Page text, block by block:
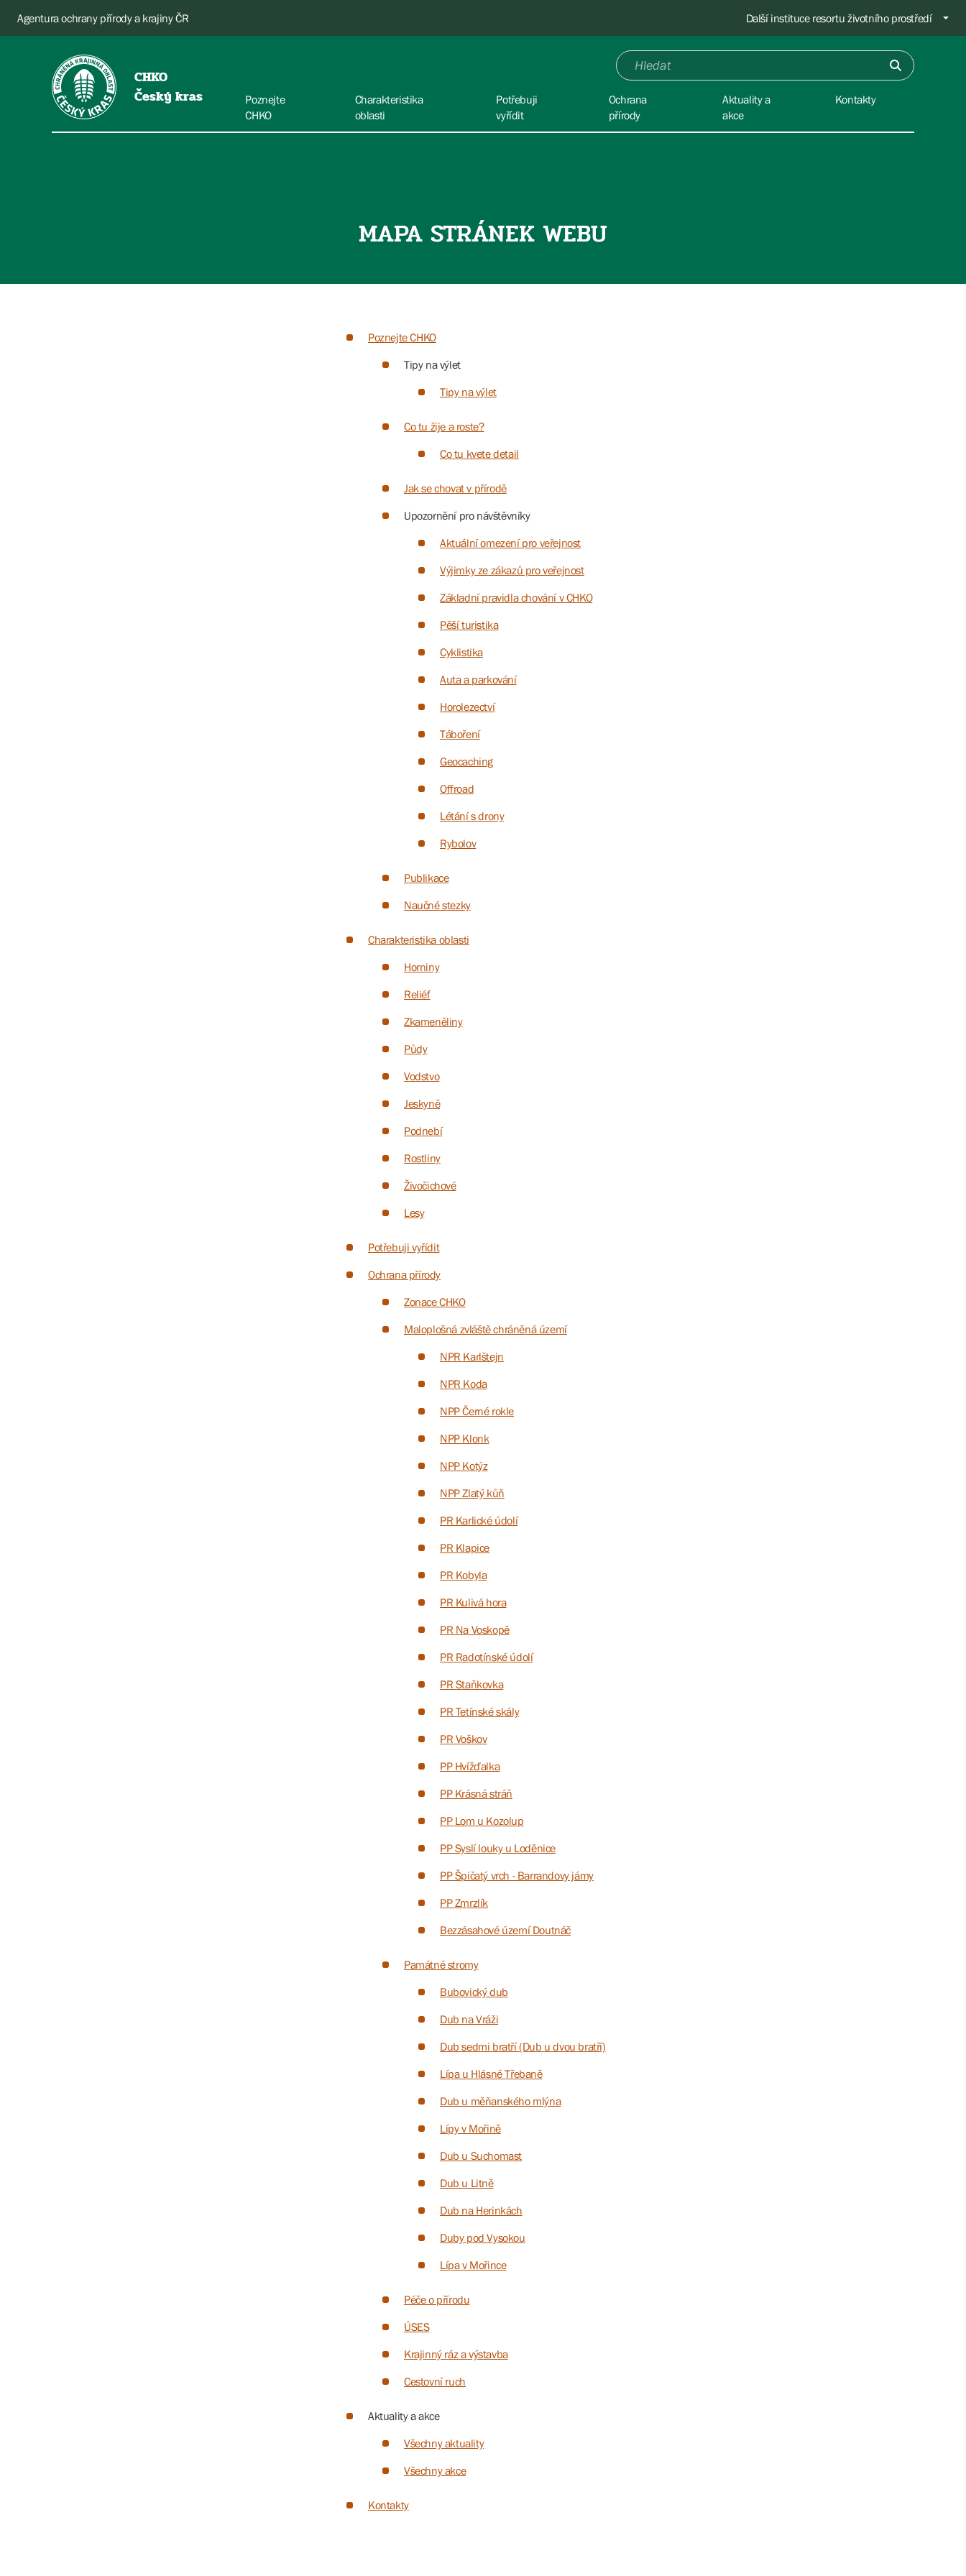
Agentura ochrany přírody a krajiny ČR Další instituce resortu životního prostředí
CHKO
Český kras
Poznejte
CHKO
Charakteristika
oblasti
Potřebuji
vyřídit
Ochrana
přírody
Aktuality a
akce
Kontakty
MAPA STRÁNEK WEBU
Poznejte CHKO
Tipy na výlet
Tipy na výlet
Co tu žije a roste?
Co tu kvete detail
Jak se chovat v přírodě
Upozornění pro návštěvníky
Aktuální omezení pro veřejnost
Výjimky ze zákazů pro veřejnost
Základní pravidla chování v CHKO
Pěší turistika
Cyklistika
Auta a parkování
Horolezectví
Táboření
Geocaching
Offroad
Létání s drony
Rybolov
Publikace
Naučné stezky
Charakteristika oblasti
Horniny
Reliéf
Zkameněliny
Půdy
Vodstvo
Jeskyně
Podnebí
Rostliny
Živočichové
Lesy
Potřebuji vyřídit
Ochrana přírody
Zonace CHKO
Maloplošná zvláště chráněná území
NPR Karlštejn
NPR Koda
NPP Černé rokle
NPP Klonk
NPP Kotýz
NPP Zlatý kůň
PR Karlické údolí
PR Klapice
PR Kobyla
PR Kulivá hora
PR Na Voskopě
PR Radotínské údolí
PR Staňkovka
PR Tetínské skály
PR Voškov
PP Hvížďalka
PP Krásná stráň
PP Lom u Kozolup
PP Syslí louky u Loděnice
PP Špičatý vrch - Barrandovy jámy
PP Zmrzlík
Bezzásahové území Doutnáč
Památné stromy
Bubovický dub
Dub na Vráži
Dub sedmi bratří (Dub u dvou bratří)
Lípa u Hlásné Třebaně
Dub u měňanského mlýna
Lípy v Mořině
Dub u Suchomast
Dub u Litně
Dub na Herinkách
Duby pod Vysokou
Lípa v Mořince
Péče o přírodu
ÚSES
Krajinný ráz a výstavba
Cestovní ruch
Aktuality a akce
Všechny aktuality
Všechny akce
Kontakty